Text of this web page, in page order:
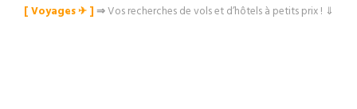
[ Voyages ✈︎ ]⇒Vos recherches de vols et d’hôtels à petits prix ! ⇓